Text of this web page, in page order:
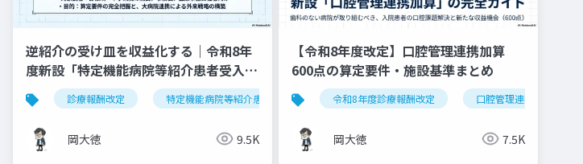
逆紹介の受け皿を収益化する｜令和8年
度新設「特定機能病院等紹介患者受入加
算」完全実践ガイド
診療報酬改定 特定機能病院等紹介患者受入加算 逆紹介 外来機能分化 クリニック経営
岡大徳 9.5K
【令和8年度改定】口腔管理連携加算
600点の算定要件・施設基準まとめ
令和8年度診療報酬改定 口腔管理連携加算
岡大徳 7.5K